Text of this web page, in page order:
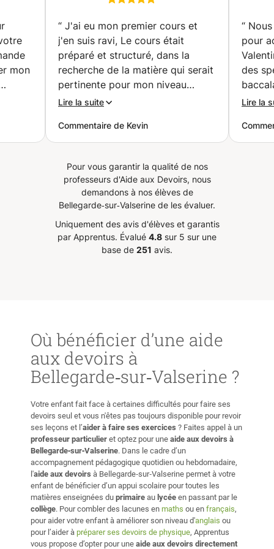
TOPIKE I Comprendre la culture coréenne en plus de la
langue. 📩 Contactez-moi et nous élaborerons ensemble
votre programme d'apprentissage personnalisé.
Apprendre le coréen peut être amusant, efficace et
mon
Conversation 📚🗣️🤑✈️
(Charleroi)
“ J'ai eu mon premier cours et
j'en suis ravi, Le cours était
préparé et structuré, dans la
recherche de la matière qui serait
pertinente pour mon niveau
actuel, et s'est déroulé à un
est bien là pour enseigner et s'y
attèle avec professionnalisme.
l'on peut bien apprendre et
progresser avec elle. Autre chose
importante, Nouhaila donne cours
très agréable d'apprendre avec
elle, ces cours ne dégagent aucun
Lire la suite
Commentaire de Kevin
“
pour
des
Lire la
Pour vous garantir la qualité de nos
professeurs d'Aide aux Devoirs, nous
demandons à nos élèves de
Bellegarde‑sur‑Valserine de les évaluer.
Uniquement des avis d'élèves et garantis
par Apprentus. Évalué 4.8 sur 5 sur une
base de 251 avis.
Où bénéficier d’une aide
aux devoirs à
Bellegarde‑sur‑Valserine ?
Votre enfant fait face à certaines difficultés pour faire ses
devoirs seul et vous n'êtes pas toujours disponible pour revoir
ses leçons et l’aider à faire ses exercices ? Faites appel à un
professeur particulier et optez pour une aide aux devoirs à
Bellegarde‑sur‑Valserine. Dans le cadre d’un
accompagnement pédagogique quotidien ou hebdomadaire,
l'aide aux devoirs à Bellegarde‑sur‑Valserine permet à votre
enfant de bénéficier d’un appui scolaire pour toutes les
matières enseignées du primaire au lycée en passant par le
collège. Pour combler des lacunes en maths ou en français,
pour aider votre enfant à améliorer son niveau d'anglais ou
pour l’aider à préparer ses devoirs de physique, Apprentus
vous propose d’opter pour une aide aux devoirs directement